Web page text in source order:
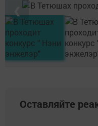
Оставляйте